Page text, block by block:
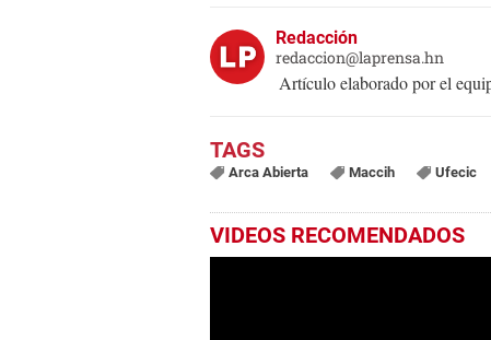
Redacción
redaccion@laprensa.hn
Artículo elaborado por el
Arca Abierta Maccih Ufecic
VIDEOS RECOMENDADOS